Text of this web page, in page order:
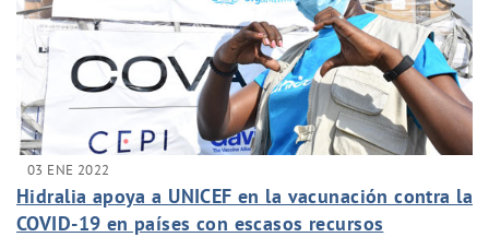
03 ENE 2022
Hidralia apoya a UNICEF en la vacunación contra la
COVID-19 en países con escasos recursos